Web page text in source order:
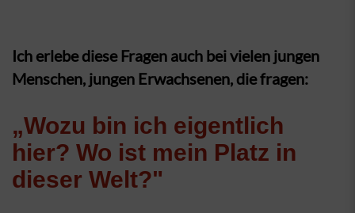
Ich erlebe diese Fragen auch bei vielen jungen
Menschen, jungen Erwachsenen, die fragen:
„Wozu bin ich eigentlich
hier? Wo ist mein Platz in
dieser Welt?"